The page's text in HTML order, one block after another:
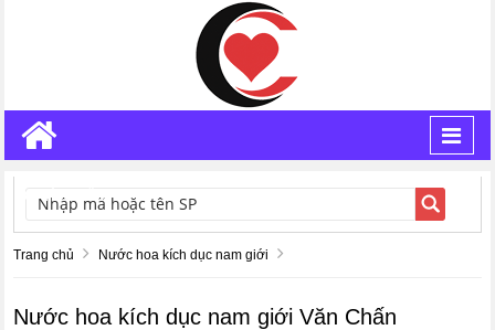
TÌM KIẾM
Trang chủ Nước hoa kích dục nam giới
Nước hoa kích dục nam giới Văn Chấn